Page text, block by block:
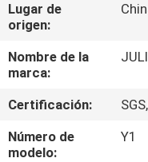
SOBRE
NOSOTROS
RECORRIDO
POR
Lugar de
origen:
Nombre de la
marca:
JULI
Certificación:
Número de
modelo:
Y1